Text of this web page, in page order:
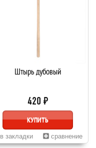
Штырь дубовый
420 ₽
КУПИТЬ
в закладки сравнение